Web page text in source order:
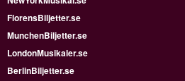
FlorensBiljetter.se
MunchenBiljetter.se
LondonMusikaler.se
BerlinBiljetter.se